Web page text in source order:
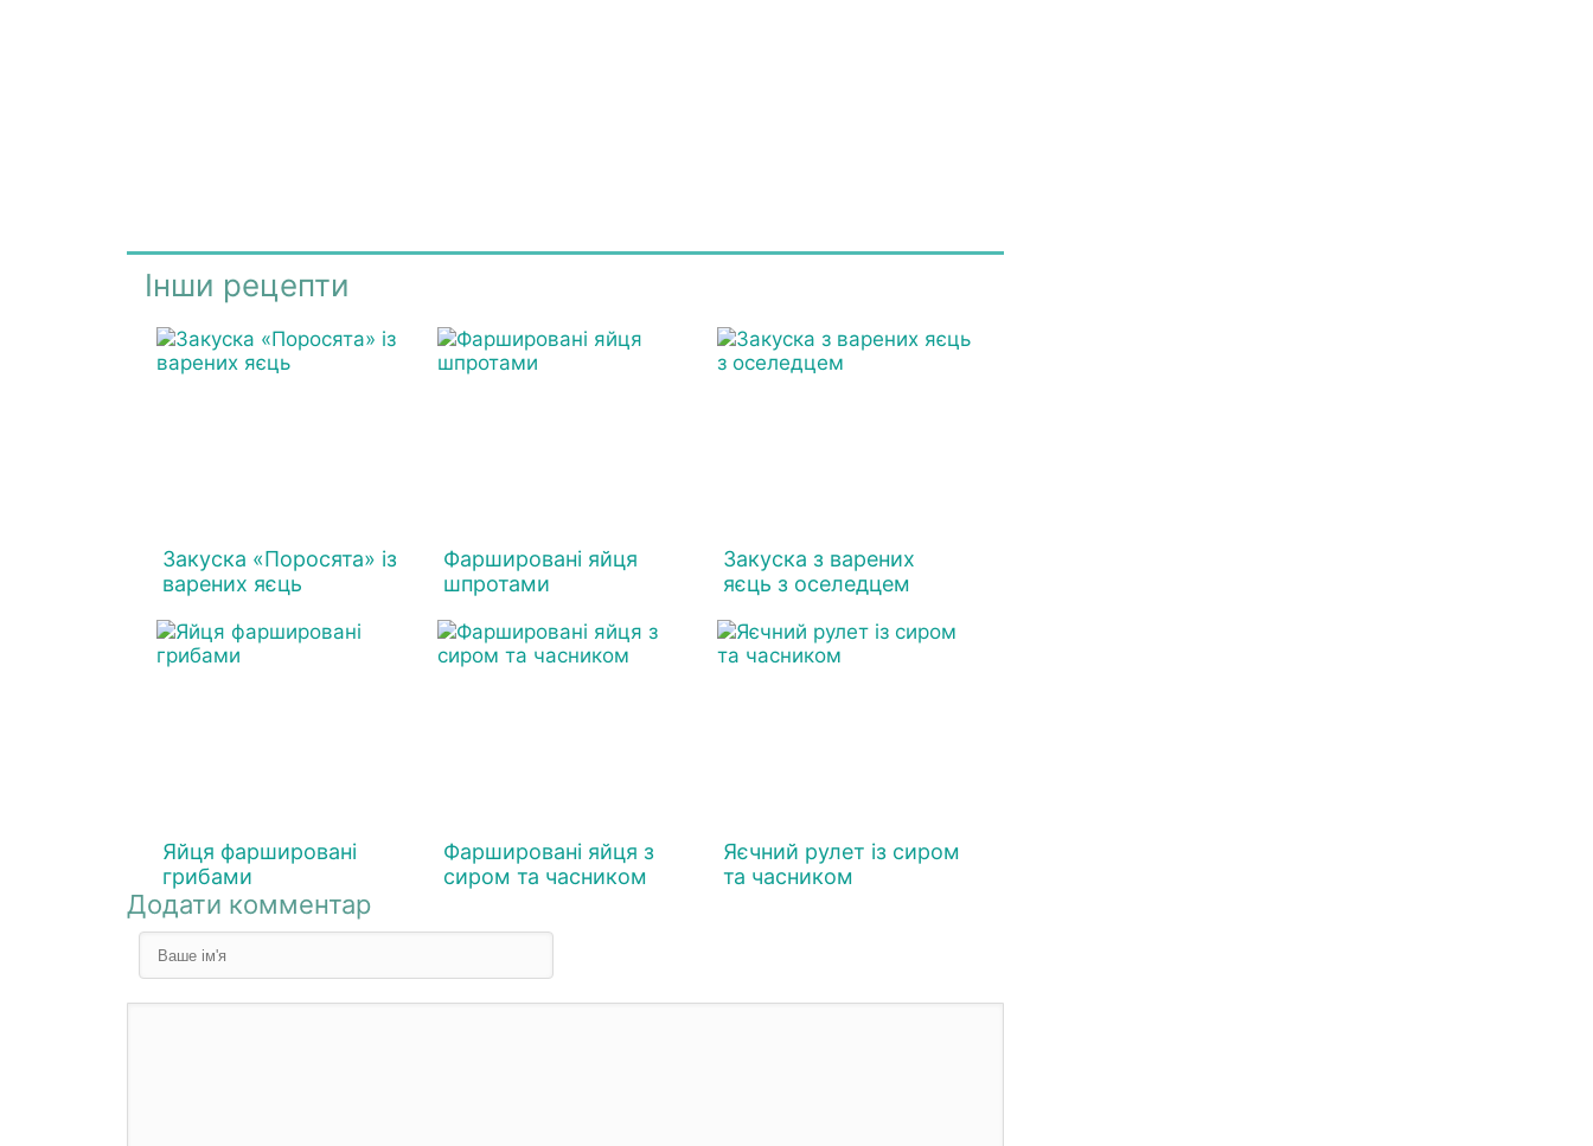
Інши рецепти
Закуска «Поросята» із
варених яєць
Фаршировані яйця
шпротами
Закуска з варених
яєць з оселедцем
Яйця фаршировані
грибами
Фаршировані яйця з
сиром та часником
Яєчний рулет із сиром
та часником
Додати комментар